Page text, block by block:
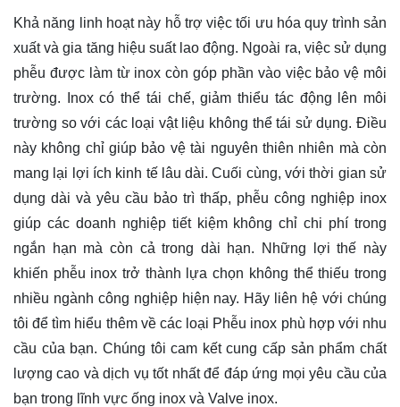
Khả năng linh hoạt này hỗ trợ việc tối ưu hóa quy trình sản
xuất và gia tăng hiệu suất lao động. Ngoài ra, việc sử dụng
phễu được làm từ inox còn góp phần vào việc bảo vệ môi
trường. Inox có thể tái chế, giảm thiểu tác động lên môi
trường so với các loại vật liệu không thể tái sử dụng. Điều
này không chỉ giúp bảo vệ tài nguyên thiên nhiên mà còn
mang lại lợi ích kinh tế lâu dài. Cuối cùng, với thời gian sử
dụng dài và yêu cầu bảo trì thấp, phễu công nghiệp inox
giúp các doanh nghiệp tiết kiệm không chỉ chi phí trong
ngắn hạn mà còn cả trong dài hạn. Những lợi thế này
khiến phễu inox trở thành lựa chọn không thể thiếu trong
nhiều ngành công nghiệp hiện nay. Hãy liên hệ với chúng
tôi để tìm hiểu thêm về các loại Phễu inox phù hợp với nhu
cầu của bạn. Chúng tôi cam kết cung cấp sản phẩm chất
lượng cao và dịch vụ tốt nhất để đáp ứng mọi yêu cầu của
bạn trong lĩnh vực ống inox và Valve inox.